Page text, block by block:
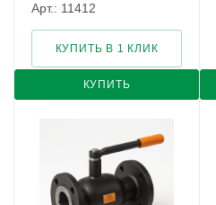
Арт.: 11412
КУПИТЬ
КУПИТЬ В 1 КЛИК